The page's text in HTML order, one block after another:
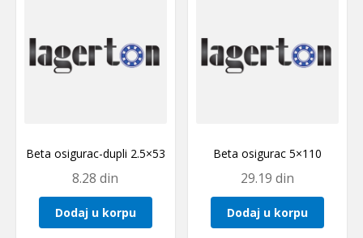
Beta osigurac-dupli 2.5×53
8.28din
Dodaj u korpu
Beta osigurac 5×110
29.19din
Dodaj u korpu